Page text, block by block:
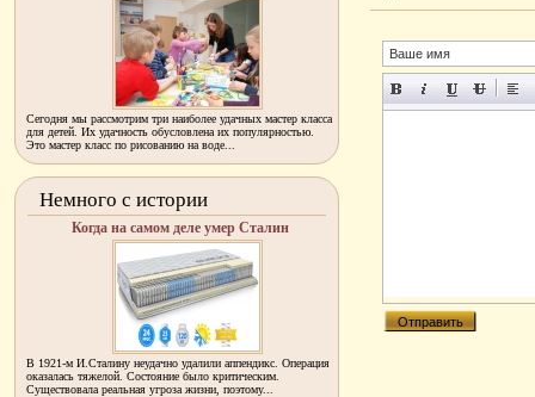
Сегодня мы рассмотрим три наиболее удачных мастер класса
для детей. Их удачность обусловлена их популярностью.
Это мастер класс по рисованию на воде...
Немного с истории
Когда на самом деле умер Сталин
В 1921-м И.Сталину неудачно удалили аппендикс. Операция
оказалась тяжелой. Состояние было критическим.
Существовала реальная угроза жизни, поэтому...